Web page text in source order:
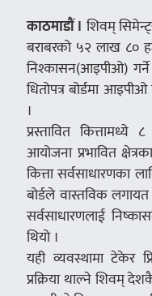
काठमाडौं । शिवम्
बराबरको ५२ लाख ८०
निश्कासन(आइपीओ)
धितोपत्र बोर्डमा
।
प्रस्तावित
आयोजना प्रभावित
कित्ता सर्वसाधारणका
बोर्डले वास्तविक
सर्वसाधारणलाई
थियो ।
यही व्यवस्थामा टेकेर
प्रक्रिया थाल्ने शिवम्